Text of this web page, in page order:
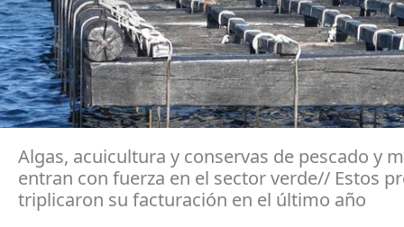
Algas, acuicultura y conservas de pescado y
entran con fuerza en el sector verde// Estos
triplicaron su facturación en el último año